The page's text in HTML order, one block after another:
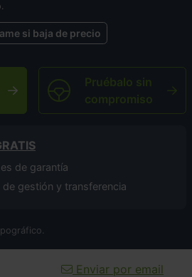
si baja de precio
Pruébalo sin
compromiso
de garantía
de gestión y transferencia
Enviar por email